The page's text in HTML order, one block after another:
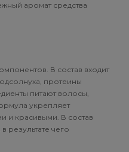
аромат средства
В состав входит
протеины
питают волосы,
укрепляет
и красивыми. В состав
результате чего